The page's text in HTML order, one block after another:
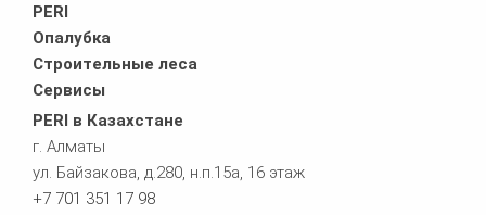
PERI
Опалубка
Строительные леса
Сервисы
PERI в Казахстане
г. Алматы
ул. Байзакова, д.280, н.п.15а, 16 этаж
+7 701 351 17 98